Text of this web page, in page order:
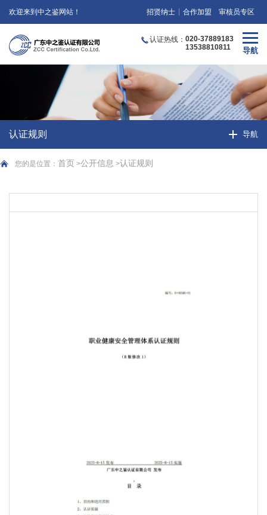
欢迎来到中之鉴网站！ 招贤纳士 合作加盟 审核员专区
认证热线： 020-37889183
13538810811
认证规则
您的是位置： 首页 >公开信息 >认证规则